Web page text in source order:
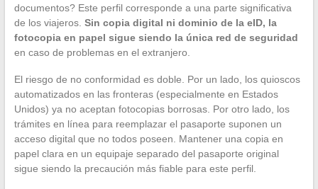
documentos? Este perfil corresponde a una parte significativa
de los viajeros. Sin copia digital ni dominio de la eID, la
fotocopia en papel sigue siendo la única red de seguridad
en caso de problemas en el extranjero.
El riesgo de no conformidad es doble. Por un lado, los quioscos
automatizados en las fronteras (especialmente en Estados
Unidos) ya no aceptan fotocopias borrosas. Por otro lado, los
trámites en línea para reemplazar el pasaporte suponen un
acceso digital que no todos poseen. Mantener una copia en
papel clara en un equipaje separado del pasaporte original
sigue siendo la precaución más fiable para este perfil.